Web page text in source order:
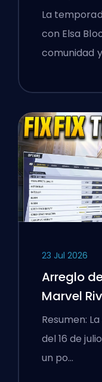
White Fox
Take
La
con Elsa
comunidad
23 Jul 2026
Arreglo
Marvel
Parche
Resumen:
del 16 de
un po…